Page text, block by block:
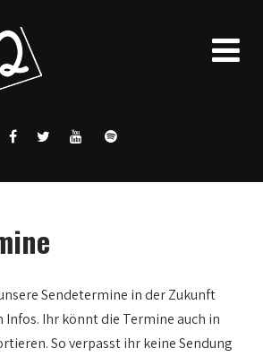
Sendetermine in der Zukunft
Ihr könnt die Termine auch in
So verpasst ihr keine Sendung